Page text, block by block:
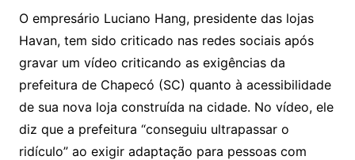
O empresário Luciano Hang, presidente das lojas
Havan, tem sido criticado nas redes sociais após
gravar um vídeo criticando as exigências da
prefeitura de Chapecó (SC) quanto à acessibilidade
de sua nova loja construída na cidade. No vídeo, ele
diz que a prefeitura “conseguiu ultrapassar o
ridículo” ao exigir adaptação para pessoas com